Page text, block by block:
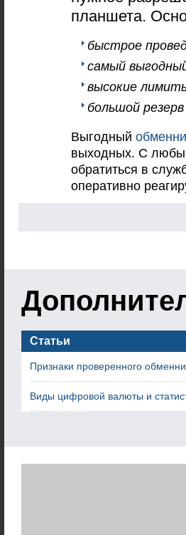
планшета.
быстрое
самый
высокие
большой
Выгодный
выходных. С
обратиться в
оперативно
Статьи
Признаки проверенного
Виды цифровой валюты и